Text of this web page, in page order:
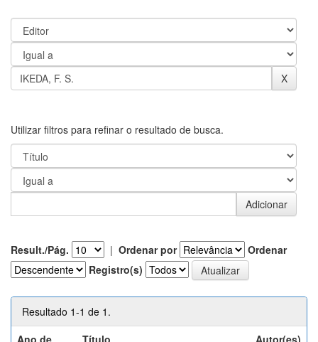
Utilizar filtros para refinar o resultado de busca.
Result./Pág. | Ordenar por
Ordenar
Registro(s)
Resultado 1-1 de 1.
Ano de
Título Autor(es)